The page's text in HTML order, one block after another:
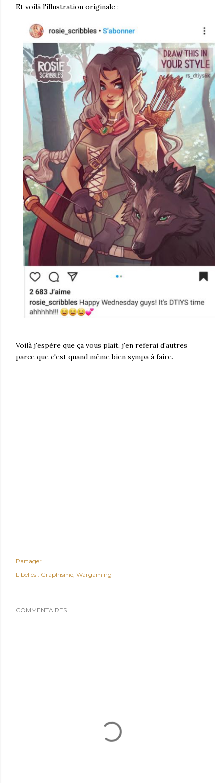
Et voilà l'illustration originale :
Voilà j'espère que ça vous plait, j'en referai d'autres
parce que c'est quand même bien sympa à faire.
Partager
Libellés : Graphisme Wargaming
COMMENTAIRES